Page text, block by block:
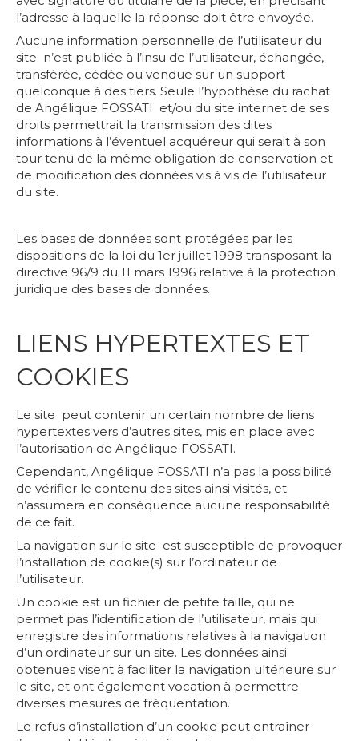
l’adresse à laquelle la réponse doit être envoyée.
Aucune information personnelle de l’utilisateur du
site n’est publiée à l’insu de l’utilisateur, échangée,
transférée, cédée ou vendue sur un support
quelconque à des tiers. Seule l’hypothèse du rachat
de Angélique FOSSATI et/ou du site internet de ses
droits permettrait la transmission des dites
informations à l’éventuel acquéreur qui serait à son
tour tenu de la même obligation de conservation et
de modification des données vis à vis de l’utilisateur
du site.
Les bases de données sont protégées par les
dispositions de la loi du 1er juillet 1998 transposant la
directive 96/9 du 11 mars 1996 relative à la protection
juridique des bases de données.
LIENS HYPERTEXTES ET
COOKIES
Le site peut contenir un certain nombre de liens
hypertextes vers d’autres sites, mis en place avec
l’autorisation de Angélique FOSSATI.
Cependant, Angélique FOSSATI n’a pas la possibilité
de vérifier le contenu des sites ainsi visités, et
n’assumera en conséquence aucune responsabilité
de ce fait.
La navigation sur le site est susceptible de provoquer
l’installation de cookie(s) sur l’ordinateur de
l’utilisateur.
Un cookie est un fichier de petite taille, qui ne
permet pas l’identification de l’utilisateur, mais qui
enregistre des informations relatives à la navigation
d’un ordinateur sur un site. Les données ainsi
obtenues visent à faciliter la navigation ultérieure sur
le site, et ont également vocation à permettre
diverses mesures de fréquentation.
Le refus d’installation d’un cookie peut entraîner